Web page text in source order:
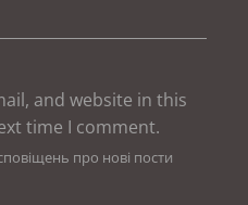
and website in this
time I comment.
про нові пости